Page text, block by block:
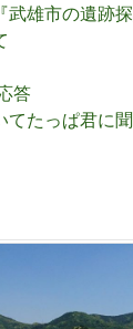
雄市の遺跡探
答
たっぱ君に